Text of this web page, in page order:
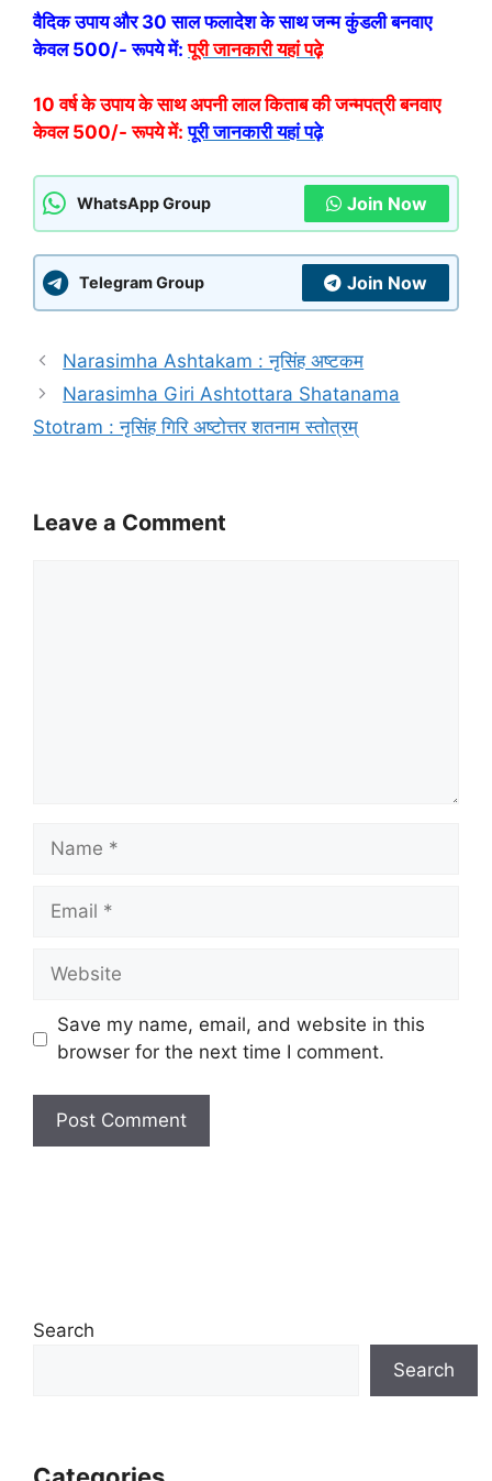
वैदिक उपाय और 30 साल फलादेश के साथ जन्म कुंडली बनवाए
केवल 500/- रूपये में: पूरी जानकारी यहां पढ़े
10 वर्ष के उपाय के साथ अपनी लाल किताब की जन्मपत्री बनवाए
केवल 500/- रूपये में: पूरी जानकारी यहां पढ़े
WhatsApp Group Join Now
Telegram Group Join Now
Narasimha Ashtakam : नृसिंह अष्टकम
Narasimha Giri Ashtottara Shatanama
Stotram : नृसिंह गिरि अष्टोत्तर शतनाम स्तोत्रम्
Leave a Comment
Name
Email
Website
Save my name, email, and website in this
browser for the next time I comment.
Search
Search